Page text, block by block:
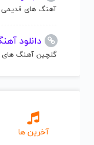
آهنگ های قدیمی
دانلود
گلچین آهنگ
آخرین ها